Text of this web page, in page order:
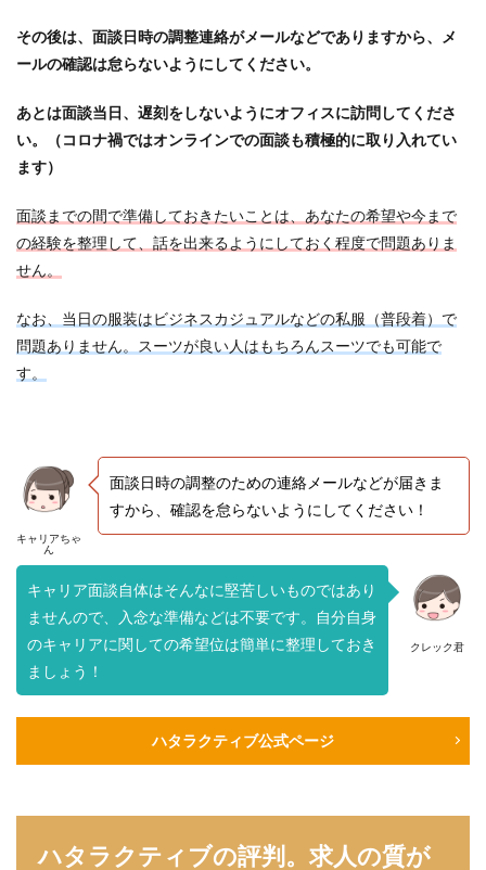
その後は、面談日時の調整連絡がメールなどでありますから、メ
ールの確認は怠らないようにしてください。
あとは面談当日、遅刻をしないようにオフィスに訪問してくださ
い。（コロナ禍ではオンラインでの面談も積極的に取り入れてい
ます）
面談までの間で準備しておきたいことは、あなたの希望や今まで
の経験を整理して、話を出来るようにしておく程度で問題ありま
せん。
なお、当日の服装はビジネスカジュアルなどの私服（普段着）で
問題ありません。スーツが良い人はもちろんスーツでも可能で
す。
キャリアちゃ
ん
面談日時の調整のための連絡メールなどが届きま
すから、確認を怠らないようにしてください！
クレック君
キャリア面談自体はそんなに堅苦しいものではあり
ませんので、入念な準備などは不要です。自分自身
のキャリアに関しての希望位は簡単に整理しておき
ましょう！
ハタラクティブ公式ページ
ハタラクティブの評判。求人の質が